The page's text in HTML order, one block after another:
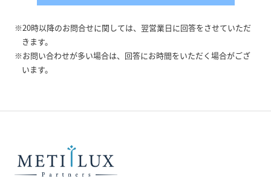
※20時以降のお問合せに関しては、翌営業日に回答をさせていただ
きます。
※お問い合わせが多い場合は、回答にお時間をいただく場合がござ
います。